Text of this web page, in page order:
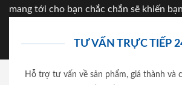
mang tới cho bạn chắc chắn sẽ khiến
TƯ VẤN TRỰC TIẾP
Hỗ trợ tư vấn về sản phẩm, giá thành và